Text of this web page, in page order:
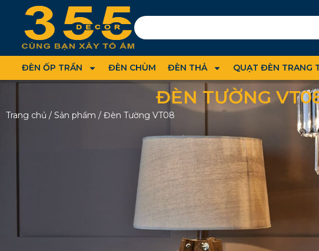
ĐÈN ỐP TRẦN ĐÈN CHÙM ĐÈN THẢ QUẠT ĐÈN TRANG
ĐÈN TƯỜNG
Trang chủ / Sản phẩm / Đèn Tường VT08